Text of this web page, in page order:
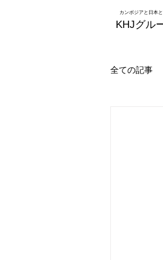
カンボジアと日本
KHJグル
全ての記事